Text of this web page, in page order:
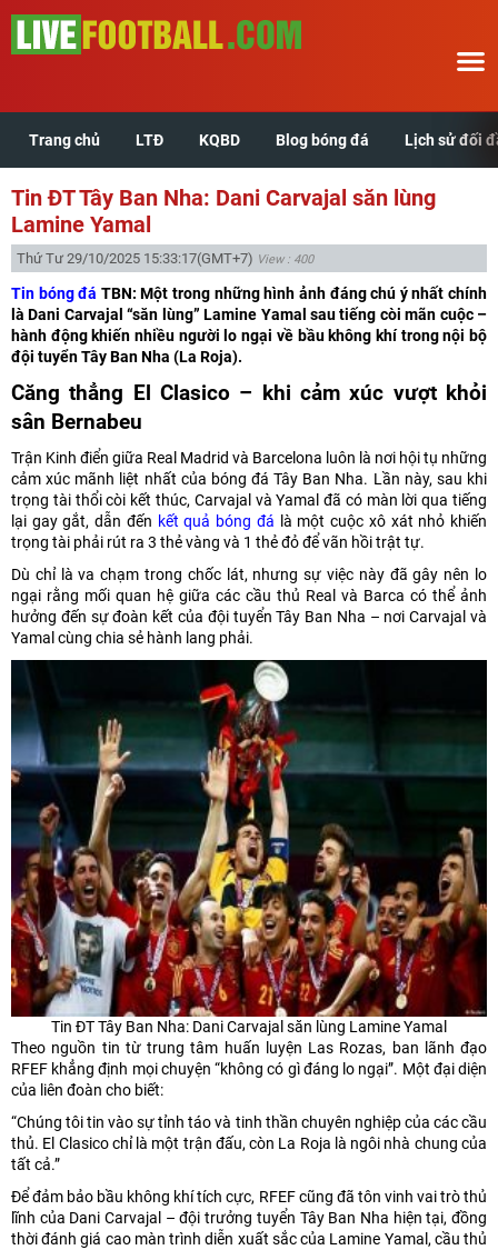
Trang chủ LTĐ KQBD Blog bóng đá Lịch sử đối
Tin ĐT Tây Ban Nha: Dani Carvajal săn lùng
Lamine Yamal
Thứ Tư 29/10/2025 15:33:17(GMT+7) View : 400
Tin bóng đá TBN: Một trong những hình ảnh đáng chú ý nhất chính
là Dani Carvajal “săn lùng” Lamine Yamal sau tiếng còi mãn cuộc –
hành động khiến nhiều người lo ngại về bầu không khí trong nội bộ
đội tuyển Tây Ban Nha (La Roja).
Căng thẳng El Clasico – khi cảm xúc vượt khỏi
sân Bernabeu
Trận Kinh điển giữa Real Madrid và Barcelona luôn là nơi hội tụ những
cảm xúc mãnh liệt nhất của bóng đá Tây Ban Nha. Lần này, sau khi
trọng tài thổi còi kết thúc, Carvajal và Yamal đã có màn lời qua tiếng
lại gay gắt, dẫn đến kết quả bóng đá là một cuộc xô xát nhỏ khiến
trọng tài phải rút ra 3 thẻ vàng và 1 thẻ đỏ để vãn hồi trật tự.
Dù chỉ là va chạm trong chốc lát, nhưng sự việc này đã gây nên lo
ngại rằng mối quan hệ giữa các cầu thủ Real và Barca có thể ảnh
hưởng đến sự đoàn kết của đội tuyển Tây Ban Nha – nơi Carvajal và
Yamal cùng chia sẻ hành lang phải.
Tin ĐT Tây Ban Nha: Dani Carvajal săn lùng Lamine Yamal
Theo nguồn tin từ trung tâm huấn luyện Las Rozas, ban lãnh đạo
RFEF khẳng định mọi chuyện “không có gì đáng lo ngại”. Một đại diện
của liên đoàn cho biết:
“Chúng tôi tin vào sự tỉnh táo và tinh thần chuyên nghiệp của các cầu
thủ. El Clasico chỉ là một trận đấu, còn La Roja là ngôi nhà chung của
tất cả.”
Để đảm bảo bầu không khí tích cực, RFEF cũng đã tôn vinh vai trò thủ
lĩnh của Dani Carvajal – đội trưởng tuyển Tây Ban Nha hiện tại, đồng
thời đánh giá cao màn trình diễn xuất sắc của Lamine Yamal, cầu thủ
Trang chủ
LTĐ
KQBD
Blog bóng đá
Lịch sử đối đầu